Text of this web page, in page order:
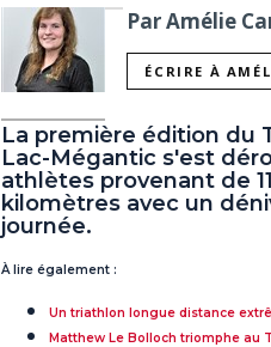
Par Amélie
ÉCRIRE À
La première édition du
Lac-Mégantic s'est
athlètes provenant de
kilomètres avec un
journée.
À lire également :
Un triathlon longue distance
Matthew Le Bolloch triomphe au